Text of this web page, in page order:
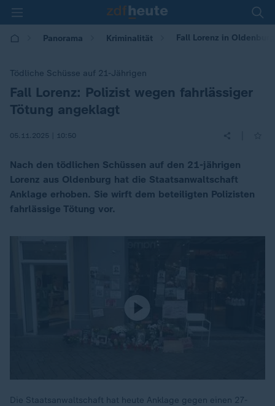
Panorama Kriminalität Fall Lorenz in
Tödliche Schüsse auf 21-Jährigen
:Fall Lorenz: Polizist wegen fahrlässiger
Tötung angeklagt
05.11.2025 | 10:50
Nach den tödlichen Schüssen auf den 21-jährigen
Lorenz aus Oldenburg hat die Staatsanwaltschaft
Anklage erhoben. Sie wirft dem beteiligten Polizisten
fahrlässige Tötung vor.
Die Staatsanwaltschaft hat heute Anklage gegen einen 27-